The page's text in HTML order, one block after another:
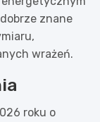
znane
wrażeń.
roku o